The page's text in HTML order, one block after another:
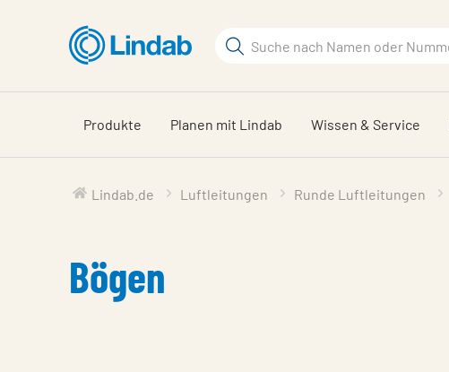
Hauptinhalt
Suchbegriff
durchsuchen
Produkte Planen mit Lindab Wissen & Service
Lindab.de Luftleitungen Runde Luftleitungen
Bögen